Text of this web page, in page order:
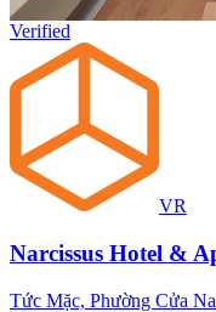
Verified
VR
Narcissus Hotel &
Tức Mặc, Phường Cửa